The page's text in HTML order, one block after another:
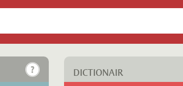
DICTIONAIR